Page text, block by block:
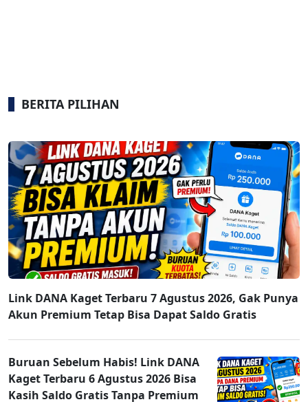
BERITA PILIHAN
Link DANA Kaget Terbaru 7 Agustus 2026, Gak Punya
Akun Premium Tetap Bisa Dapat Saldo Gratis
Buruan Sebelum Habis! Link DANA
Kaget Terbaru 6 Agustus 2026 Bisa
Kasih Saldo Gratis Tanpa Premium